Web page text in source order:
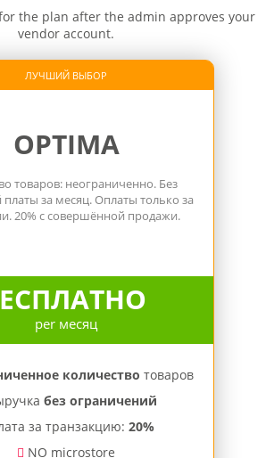
the plan after the admin approves your
vendor account.
ЛУЧШИЙ ВЫБОР
OPTIMA
товаров: неограниченно. Без
платы за месяц. Оплаты только за
20% с совершённой продажи.
per месяц
количество товаров
без ограничений
за транзакцию: 20%
NO microstore